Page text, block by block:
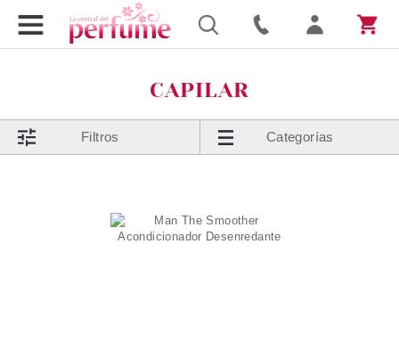
CAPILAR
Filtros Categorías